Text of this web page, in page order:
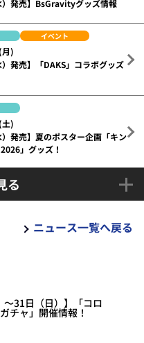
）発売】BsGravityグッズ情報
イベント
)
）発売】「DAKS」コラボグッズ
)
）発売】夏のポスター企画「キン
」グッズ！
る
ニュース一覧へ戻る
～31日（日）】「コロ
チャ」開催情報！